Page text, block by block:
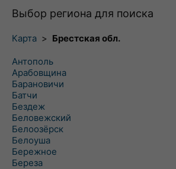
Выбор региона для поиска
Карта > Брестская обл.
Антополь
Арабовщина
Барановичи
Батчи
Бездеж
Беловежский
Белоозёрск
Белоуша
Бережное
Береза